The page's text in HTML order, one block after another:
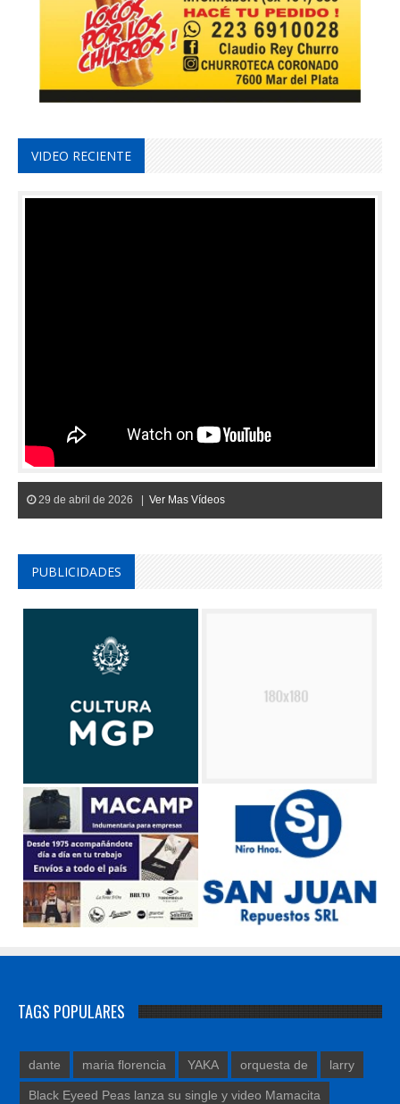
VIDEO RECIENTE
29 de abril de 2026 | Ver Mas Vídeos
PUBLICIDADES
TAGS POPULARES
dante maria florencia YAKA orquesta de larry
Black Eyeed Peas lanza su single y video Mamacita